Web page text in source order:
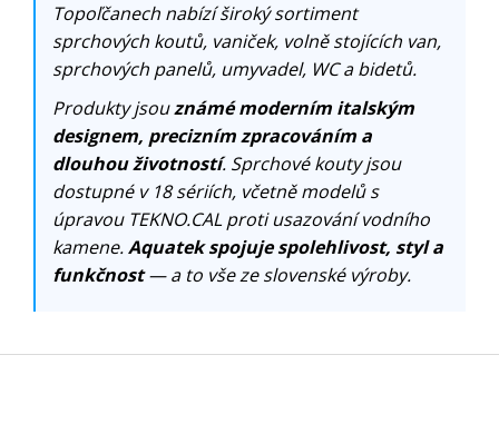
Topoľčanech nabízí široký sortiment
sprchových koutů, vaniček, volně stojících van,
sprchových panelů, umyvadel, WC a bidetů.
Produkty jsouznámé moderním italským
designem, precizním zpracováním a
dlouhou životností. Sprchové kouty jsou
dostupné v 18 sériích, včetně modelů s
úpravou TEKNO.CAL proti usazování vodního
kamene.Aquatek spojuje spolehlivost, styl a
funkčnost— a to vše ze slovenské výroby.
Z